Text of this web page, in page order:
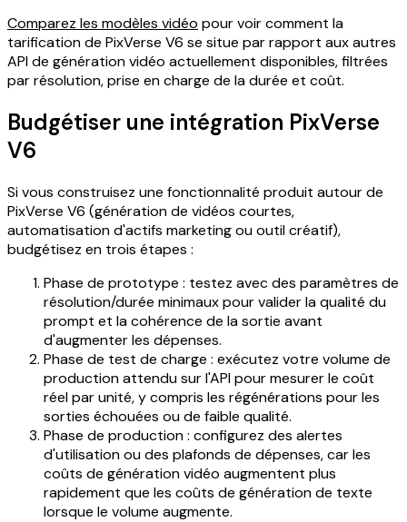
Comparez les modèles vidéo pour voir comment la
tarification de PixVerse V6 se situe par rapport aux autres
API de génération vidéo actuellement disponibles, filtrées
par résolution, prise en charge de la durée et coût.
Budgétiser une intégration PixVerse
V6
Si vous construisez une fonctionnalité produit autour de
PixVerse V6 (génération de vidéos courtes,
automatisation d'actifs marketing ou outil créatif),
budgétisez en trois étapes :
Phase de prototype : testez avec des paramètres de
résolution/durée minimaux pour valider la qualité du
prompt et la cohérence de la sortie avant
d'augmenter les dépenses.
Phase de test de charge : exécutez votre volume de
production attendu sur l'API pour mesurer le coût
réel par unité, y compris les régénérations pour les
sorties échouées ou de faible qualité.
Phase de production : configurez des alertes
d'utilisation ou des plafonds de dépenses, car les
coûts de génération vidéo augmentent plus
rapidement que les coûts de génération de texte
lorsque le volume augmente.